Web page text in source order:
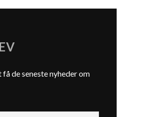
de seneste nyheder om